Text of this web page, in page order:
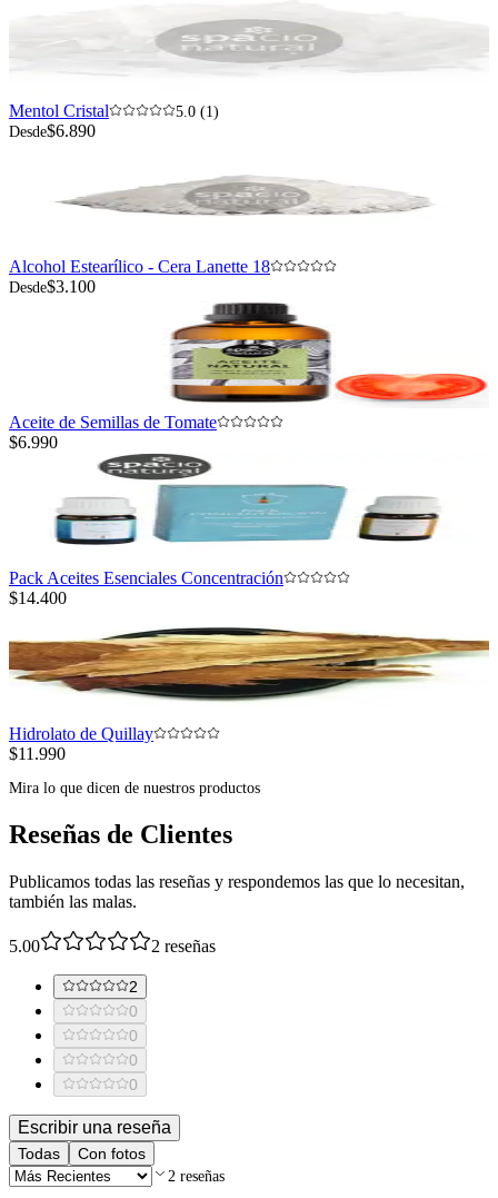
Mentol Cristal
5.0 (1)
Desde$6.890
Alcohol Estearílico - Cera Lanette 18
Desde$3.100
Aceite de Semillas de Tomate
$6.990
Pack Aceites Esenciales Concentración
$14.400
Hidrolato de Quillay
$11.990
Mira lo que dicen de nuestros productos
Reseñas de Clientes
Publicamos todas las reseñas y respondemos las que lo necesitan,
también las malas.
5.00 2 reseñas
2
0
0
0
0
Escribir una reseña
Todas Con fotos
2 reseñas